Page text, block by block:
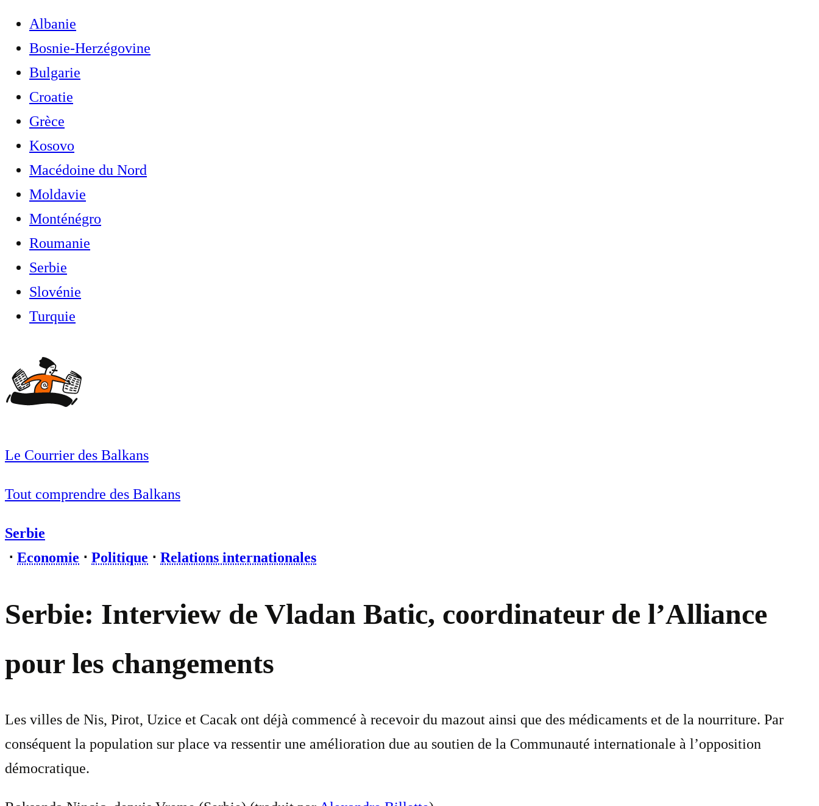
Albanie
Bosnie-Herzégovine
Bulgarie
Croatie
Grèce
Kosovo
Macédoine du Nord
Moldavie
Monténégro
Roumanie
Serbie
Slovénie
Turquie
Le Courrier des Balkans
Tout comprendre des Balkans
Serbie
⋅ Economie ⋅ Politique ⋅ Relations internationales
Serbie: Interview de Vladan Batic, coordinateur de l’Alliance
pour les changements
Les villes de Nis, Pirot, Uzice et Cacak ont déjà commencé à recevoir du mazout ainsi que des médicaments et de la nourriture. Par
conséquent la population sur place va ressentir une amélioration due au soutien de la Communauté internationale à l’opposition
démocratique.